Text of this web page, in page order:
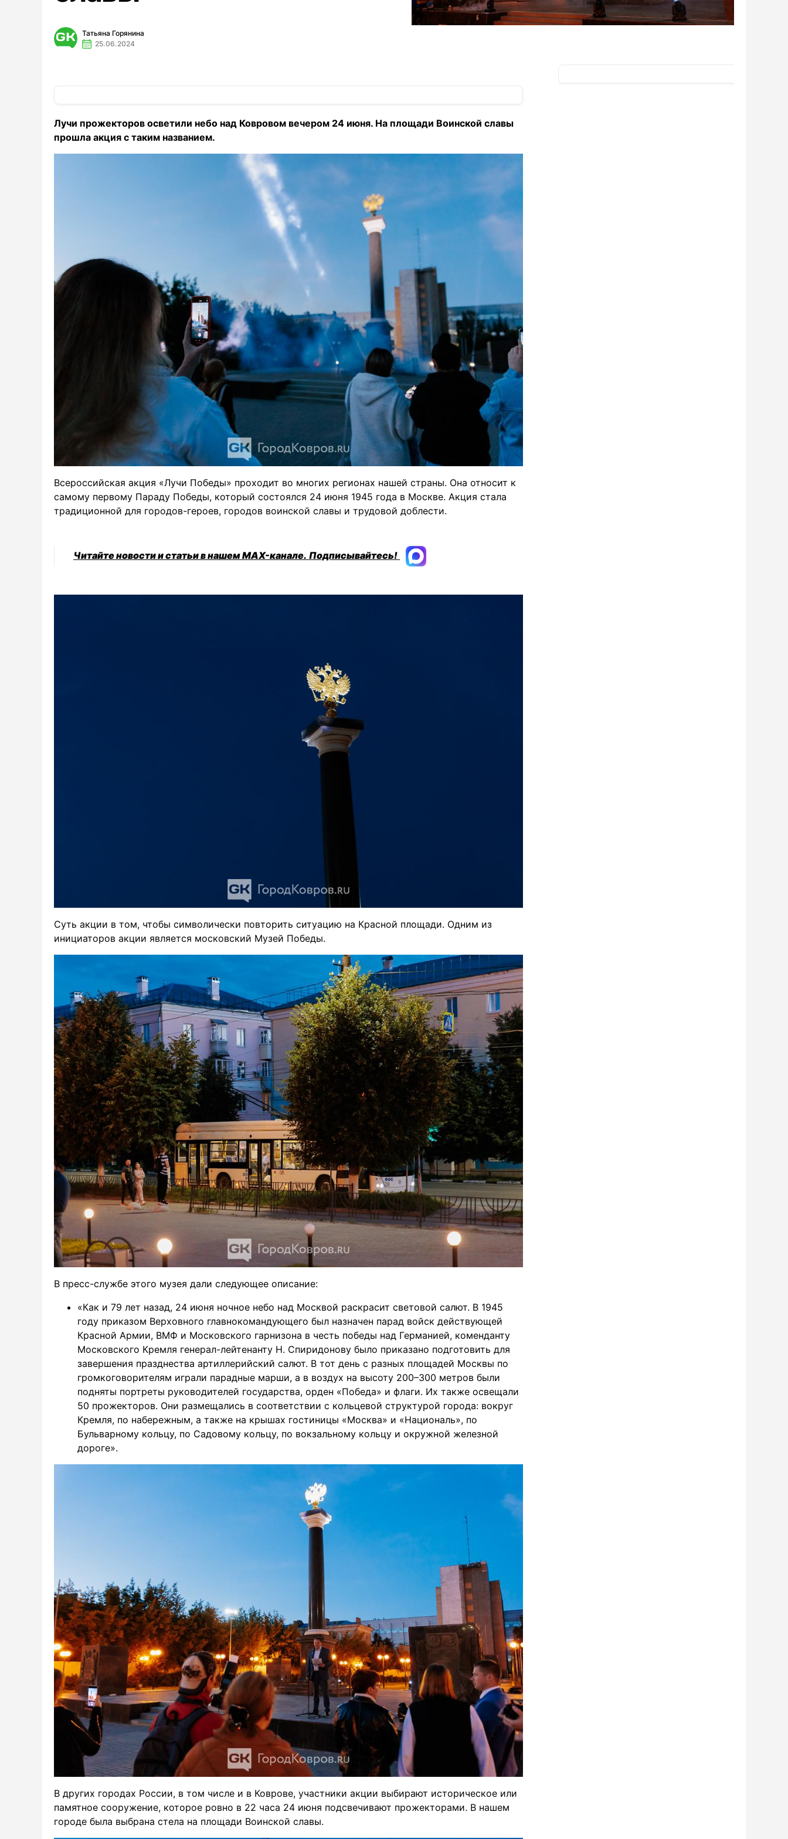
Татьяна Горянина
25.06.2024
Лучи прожекторов осветили небо над Ковровом вечером 24 июня. На площади Воинской славы
прошла акция с таким названием.
Всероссийская акция «Лучи Победы» проходит во многих регионах нашей страны. Она относит к
самому первому Параду Победы, который состоялся 24 июня 1945 года в Москве. Акция стала
традиционной для городов-героев, городов воинской славы и трудовой доблести.
Читайте новости и статьи в нашем MAX-канале. Подписывайтесь!
Суть акции в том, чтобы символически повторить ситуацию на Красной площади. Одним из
инициаторов акции является московский Музей Победы.
В пресс-службе этого музея дали следующее описание:
«Как и 79 лет назад, 24 июня ночное небо над Москвой раскрасит световой салют. В 1945
году приказом Верховного главнокомандующего был назначен парад войск действующей
Красной Армии, ВМФ и Московского гарнизона в честь победы над Германией, коменданту
Московского Кремля генерал-лейтенанту Н. Спиридонову было приказано подготовить для
завершения празднества артиллерийский салют. В тот день с разных площадей Москвы по
громкоговорителям играли парадные марши, а в воздух на высоту 200–300 метров были
подняты портреты руководителей государства, орден «Победа» и флаги. Их также освещали
50 прожекторов. Они размещались в соответствии с кольцевой структурой города: вокруг
Кремля, по набережным, а также на крышах гостиницы «Москва» и «Националь», по
Бульварному кольцу, по Садовому кольцу, по вокзальному кольцу и окружной железной
дороге».
В других городах России, в том числе и в Коврове, участники акции выбирают историческое или
памятное сооружение, которое ровно в 22 часа 24 июня подсвечивают прожекторами. В нашем
городе была выбрана стела на площади Воинской славы.